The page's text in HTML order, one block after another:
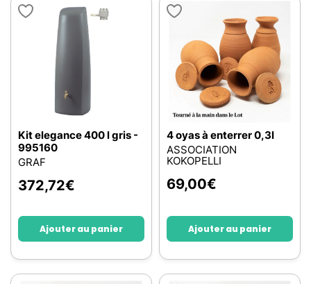
Kit elegance 400 l gris -
995160
GRAF
372,72€
Ajouter au panier
4 oyas à enterrer 0,3l
ASSOCIATION
KOKOPELLI
69,00€
Ajouter au panier